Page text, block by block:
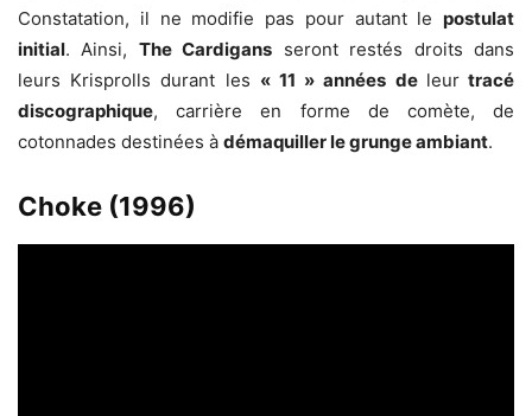
Constatation, il ne modifie pas pour autant le postulat
initial. Ainsi, The Cardigans seront restés droits dans
leurs Krisprolls durant les « 11 » années de leurtracé
discographique, carrière en forme de comète, de
cotonnades destinées à démaquiller le grunge ambiant.
Choke (1996)